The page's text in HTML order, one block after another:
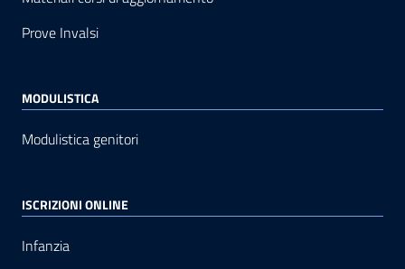
Prove Invalsi
MODULISTICA
Modulistica genitori
ISCRIZIONI ONLINE
Infanzia